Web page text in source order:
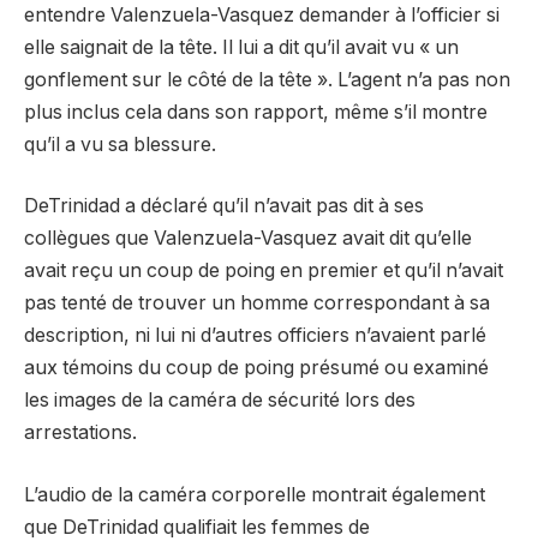
entendre Valenzuela-Vasquez demander à l’officier si
elle saignait de la tête. Il lui a dit qu’il avait vu « un
gonflement sur le côté de la tête ». L’agent n’a pas non
plus inclus cela dans son rapport, même s’il montre
qu’il a vu sa blessure.
DeTrinidad a déclaré qu’il n’avait pas dit à ses
collègues que Valenzuela-Vasquez avait dit qu’elle
avait reçu un coup de poing en premier et qu’il n’avait
pas tenté de trouver un homme correspondant à sa
description, ni lui ni d’autres officiers n’avaient parlé
aux témoins du coup de poing présumé ou examiné
les images de la caméra de sécurité lors des
arrestations.
L’audio de la caméra corporelle montrait également
que DeTrinidad qualifiait les femmes de